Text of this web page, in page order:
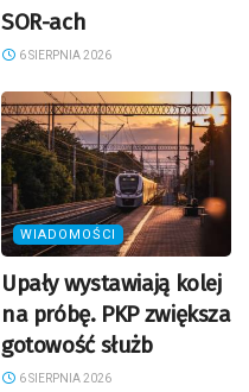
SOR-ach
6 SIERPNIA 2026
WIADOMOŚCI
Upały wystawiają kolej
na próbę. PKP zwiększa
gotowość służb
6 SIERPNIA 2026